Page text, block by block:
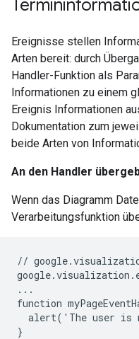
Ereignisse stellen
Arten bereit: durch
Handler-Funktion als
Informationen zu einem
Ereignis Informationen
Dokumentation zum
beide Arten von
An den Handler
Wenn das Diagramm
Verarbeitungsfunktion
//
...
function
alert('The user is
}